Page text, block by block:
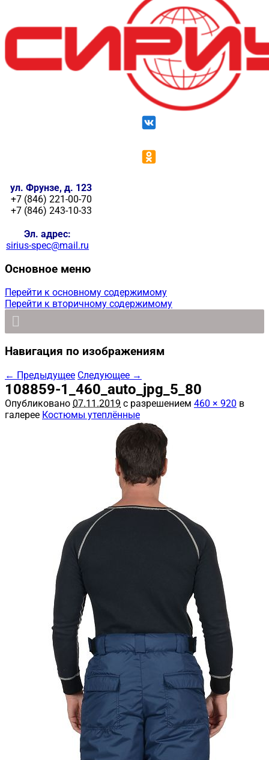
ул. Фрунзе, д. 123
+7 (846) 221-00-70
+7 (846) 243-10-33
Эл. адрес:
sirius-spec@mail.ru
Основное меню
Перейти к основному содержимому
Перейти к вторичному содержимому
Навигация по изображениям
← Предыдущее Следующее →
108859-1_460_auto_jpg_5_80
Опубликовано 07.11.2019 с разрешением 460 × 920 в
галерее Костюмы утеплённые